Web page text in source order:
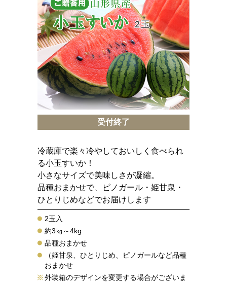
受付終了
冷蔵庫で楽々冷やしておいしく食べられ
る小玉すいか！
小さなサイズで美味しさが凝縮。
品種おまかせで、ピノガール・姫甘泉・
ひとりじめなどでお届けします
2玉入
約3㎏～4kg
品種おまかせ
（姫甘泉、ひとりじめ、ピノガールなど品種
おまかせ
外装箱のデザインを変更する場合がございま